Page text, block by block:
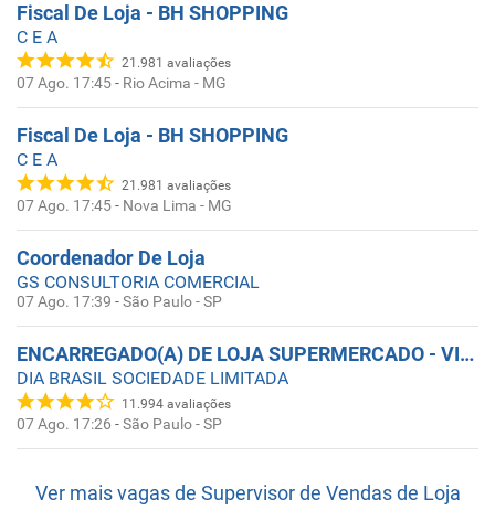
Fiscal De Loja - BH SHOPPING
C E A
21.981 avaliações
07 Ago. 17:45- Rio Acima - MG
Fiscal De Loja - BH SHOPPING
C E A
21.981 avaliações
07 Ago. 17:45- Nova Lima - MG
Coordenador De Loja
GS CONSULTORIA COMERCIAL
07 Ago. 17:39 -São Paulo - SP
ENCARREGADO(A) DE LOJA SUPERMERCADO - VILA OLÍMPIA ZONA SUL - SP
DIA BRASIL SOCIEDADE LIMITADA
11.994 avaliações
07 Ago. 17:26 -São Paulo - SP
Ver mais vagas de Supervisor de Vendas de Loja